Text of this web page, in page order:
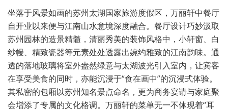
坐落于风景如画的苏州太湖国家旅游度假区，万丽轩中餐厅
自开业以来便与江南山水意境深度融合。餐厅设计巧妙汲取
苏州园林的造景精髓，清丽秀美的装饰风格中，小轩窗、白
纱幔、精致瓷器等元素处处透露出婉约雅致的江南韵味。通
透的落地玻璃将室外盎然绿意与太湖波光引入室内，让宾客
在享受美食的同时，亦能沉浸于“食在画中”的沉浸式体验。
其私密的包厢以苏州知名景点命名，更为商务宴请与家庭聚
会增添了专属的文化格调。万丽轩的菜单无一不体现着“耳